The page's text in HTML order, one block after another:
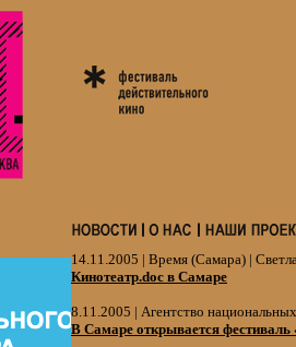
14.11.2005 | Время (Самара) |
Кинотеатр.doc в Самаре
8.11.2005 | Агентство
В Самаре открывается